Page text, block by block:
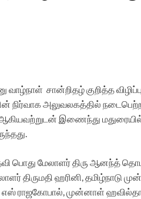
சான்றிதழ் குறித்த
நிர்வாக அலுவலகத்தில்
இணைந்து
பொது மேலாளர் திரு ஆனந்த்
திருமதி ஹரினி, தமிழ்நாடு
எஸ் ராஜகோபால், முன்னாள்